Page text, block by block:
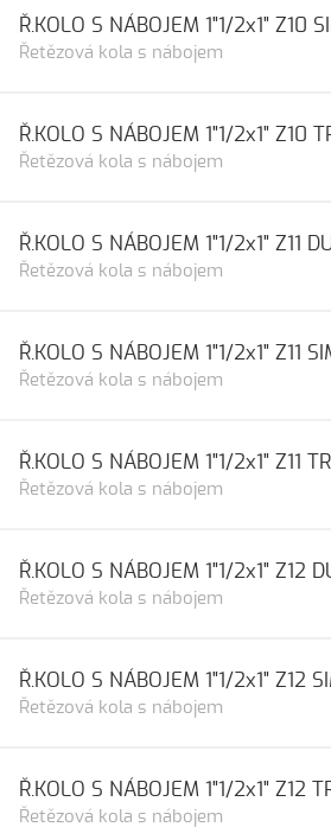
Řetězová kola s nábojem
Ř.KOLO S NÁBOJEM 1"1/2x1" Z10
Řetězová kola s nábojem
Ř.KOLO S NÁBOJEM 1"1/2x1" Z10
Řetězová kola s nábojem
Ř.KOLO S NÁBOJEM 1"1/2x1" Z11
Řetězová kola s nábojem
Ř.KOLO S NÁBOJEM 1"1/2x1" Z11
Řetězová kola s nábojem
Ř.KOLO S NÁBOJEM 1"1/2x1" Z11
Řetězová kola s nábojem
Ř.KOLO S NÁBOJEM 1"1/2x1" Z12
Řetězová kola s nábojem
Ř.KOLO S NÁBOJEM 1"1/2x1" Z12
Řetězová kola s nábojem
Ř.KOLO S NÁBOJEM 1"1/2x1" Z12